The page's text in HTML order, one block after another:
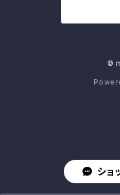
ショ
©